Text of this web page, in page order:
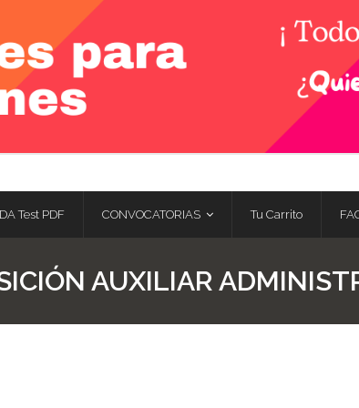
Test PDF CONVOCATORIAS Tu Carrito
AUXILIAR